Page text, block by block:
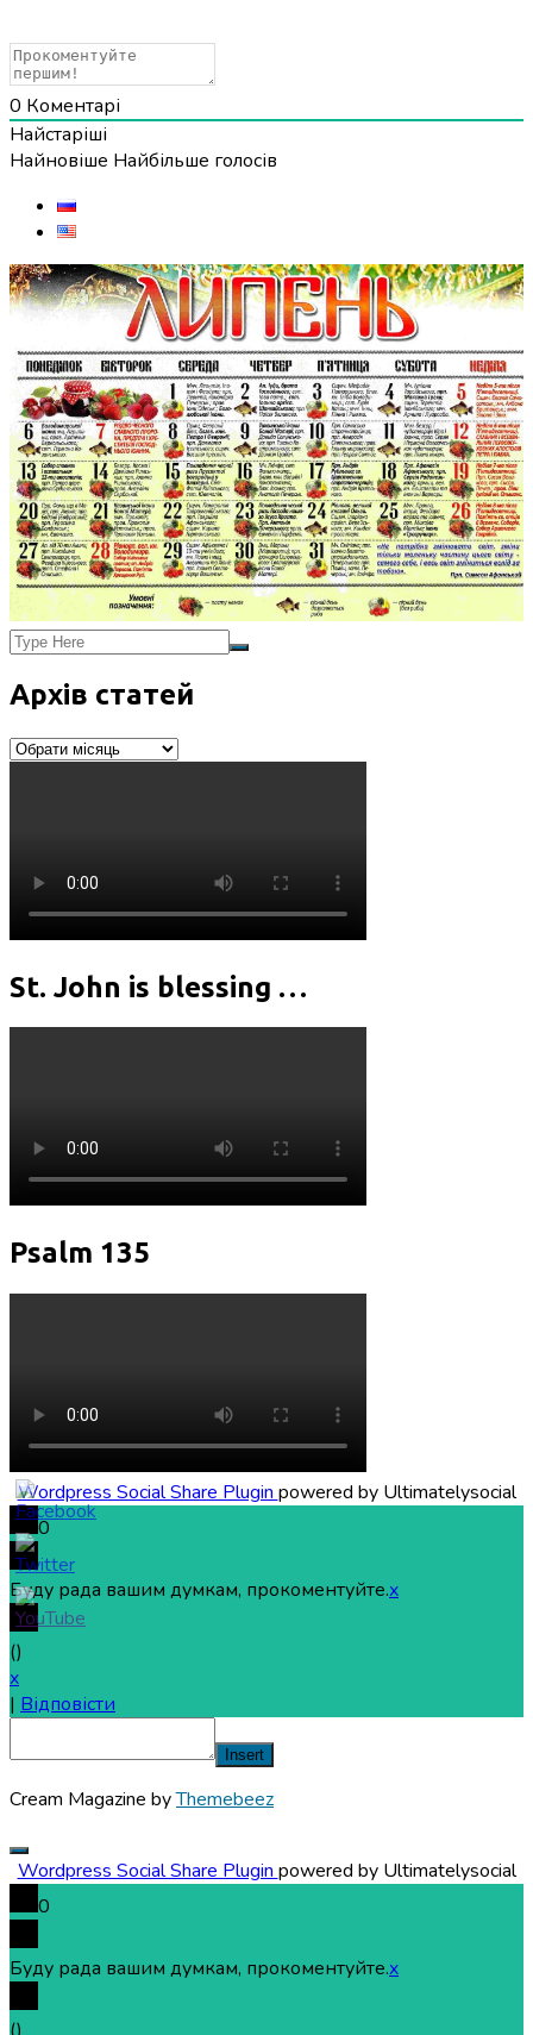
0 Коментарі
Найстаріші
Найновіше Найбільше голосів
Архів статей
Архів
St. John is blessing …
Psalm 135
Wordpress Social Share Plugin powered by Ultimatelysocial
0
Буду рада вашим думкам, прокоментуйте.x
()
x
| Відповісти
Insert
Cream Magazine byThemebeez
Wordpress Social Share Plugin powered by Ultimatelysocial
0
Буду рада вашим думкам, прокоментуйте.x